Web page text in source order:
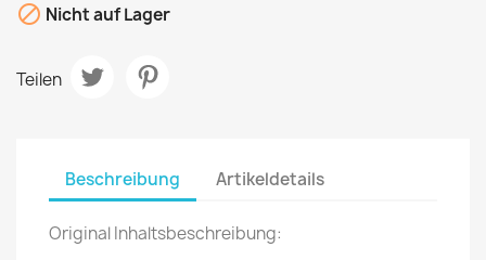
 Nicht auf Lager
Teilen
Beschreibung Artikeldetails
Original Inhaltsbeschreibung: